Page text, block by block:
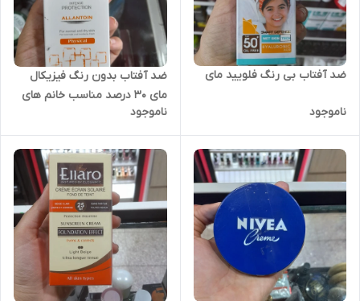
ضد آفتاب بی رنگ فلویید مای
ناموجود
ضد آفتاب بدون رنگ فیزیکال
مای 30 درصد مناسب خانم های
باردار و کودکان
ناموجود